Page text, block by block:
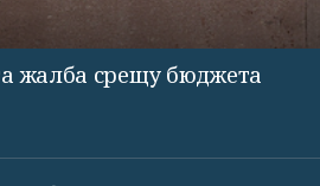
жалба срещу бюджета